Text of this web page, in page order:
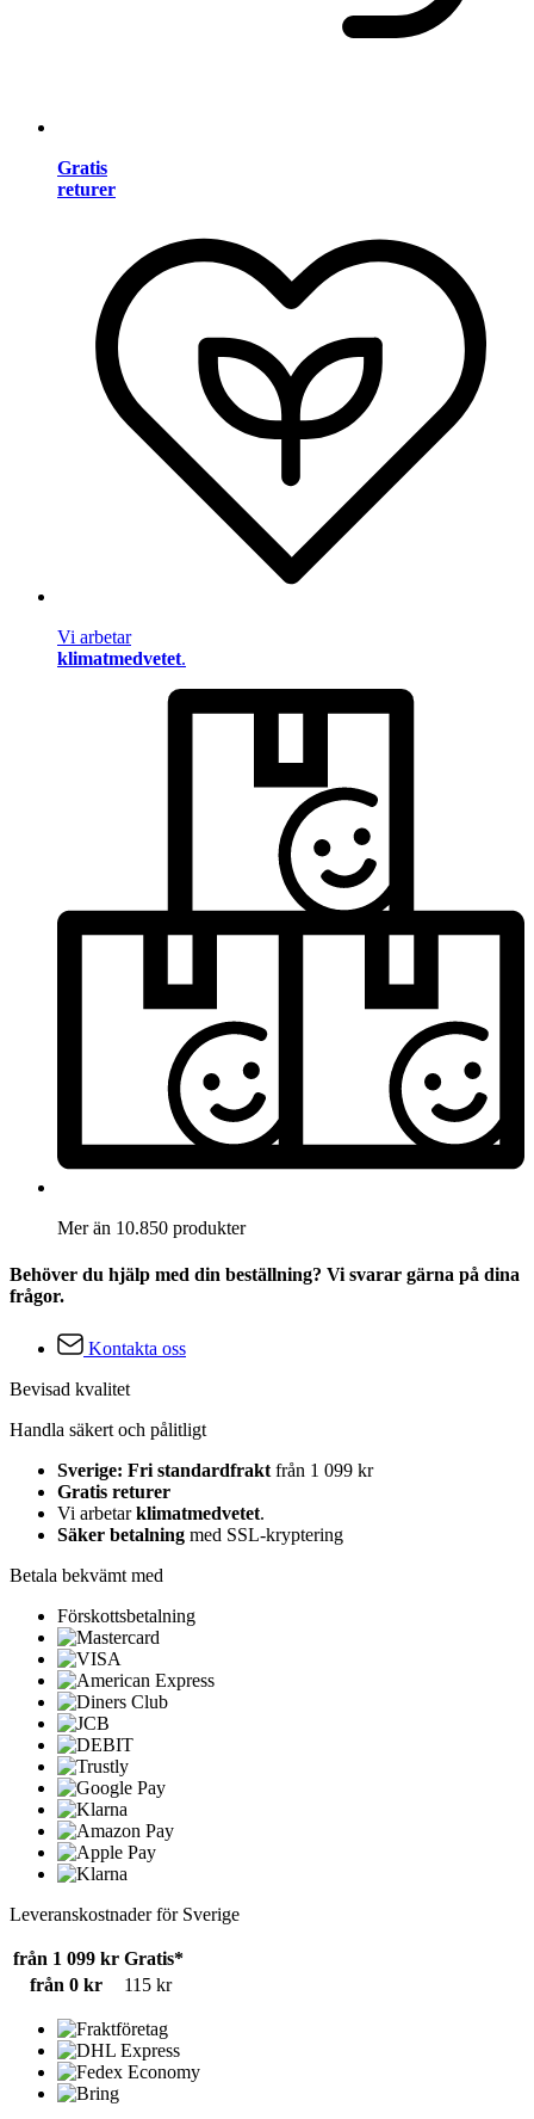
Gratis
returer
Vi arbetar
klimatmedvetet.
Mer än 10.850 produkter
Behöver du hjälp med din beställning? Vi svarar gärna på dina
frågor.
Kontakta oss
Bevisad kvalitet
Handla säkert och pålitligt
Sverige: Fri standardfrakt från 1 099 kr
Gratis returer
Vi arbetarklimatmedvetet.
Säker betalning med SSL-kryptering
Betala bekvämt med
Förskottsbetalning
Leveranskostnader för Sverige
från 1 099 kr Gratis*
från 0 kr
115 kr